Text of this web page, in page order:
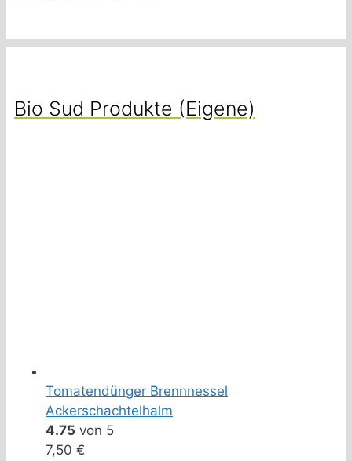
Bio Sud Produkte (Eigene)
Tomatendünger Brennnessel
Ackerschachtelhalm
4.75 von 5
7,50 €